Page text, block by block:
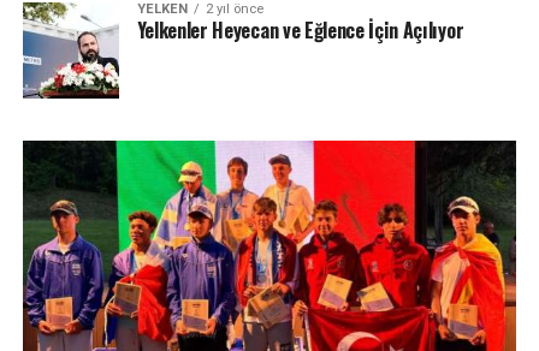
YELKEN 2 yıl önce
Yelkenler Heyecan ve Eğlence İçin Açılıyor